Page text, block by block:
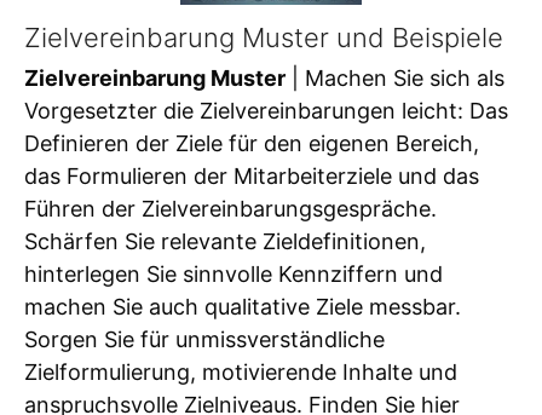
Zielvereinbarung Muster und Beispiele
Zielvereinbarung Muster | Machen Sie sich als
Vorgesetzter die Zielvereinbarungen leicht: Das
Definieren der Ziele für den eigenen Bereich,
das Formulieren der Mitarbeiterziele und das
Führen der Zielvereinbarungsgespräche.
Schärfen Sie relevante Zieldefinitionen,
hinterlegen Sie sinnvolle Kennziffern und
machen Sie auch qualitative Ziele messbar.
Sorgen Sie für unmissverständliche
Zielformulierung, motivierende Inhalte und
anspruchsvolle Zielniveaus. Finden Sie hier